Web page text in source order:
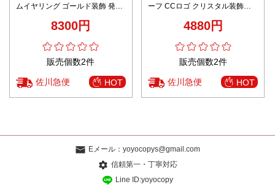
ムイヤリング ゴールド装飾 発送
8300円
販売個数2件
佐川急便 HOT
ーフ CCロゴ クリスタル装飾
4880円
販売個数2件
佐川急便 HOT
Eメール： yoyocopys@gmail.com
信頼第一・丁寧対応
Line ID:yoyocopy